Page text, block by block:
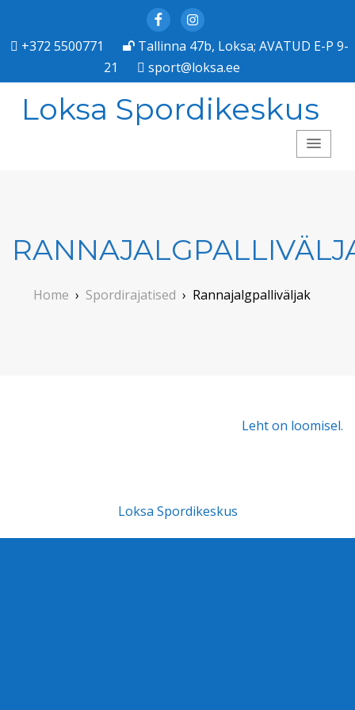
FacebookInstagram
+372 5500771
Tallinna 47b, Loksa; AVATUD E-P 9-
21
sport@loksa.ee
Loksa Spordikeskus
Home › Spordirajatised › Rannajalgpalliväljak
Leht on loomisel.
Loksa Spordikeskus